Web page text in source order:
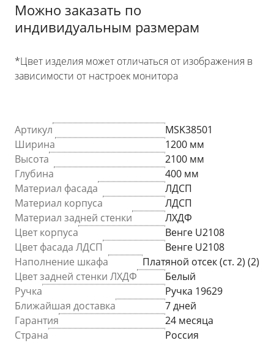
Можно заказать по
индивидуальным размерам
*Цвет изделия может отличаться от изображения в
зависимости от настроек монитора
Артикул
MSK38501
Ширина
1200 мм
Высота
2100 мм
Глубина
400 мм
Материал фасада
ЛДСП
Материал корпуса
ЛДСП
Материал задней стенки
ЛХДФ
Цвет корпуса
Венге U2108
Цвет фасада ЛДСП
Венге U2108
Наполнение шкафа
Платяной отсек (ст. 2) (2)
Цвет задней стенки ЛХДФ
Белый
Ручка
Ручка 19629
Ближайшая доставка
7 дней
Гарантия
24 месяца
Страна
Россия